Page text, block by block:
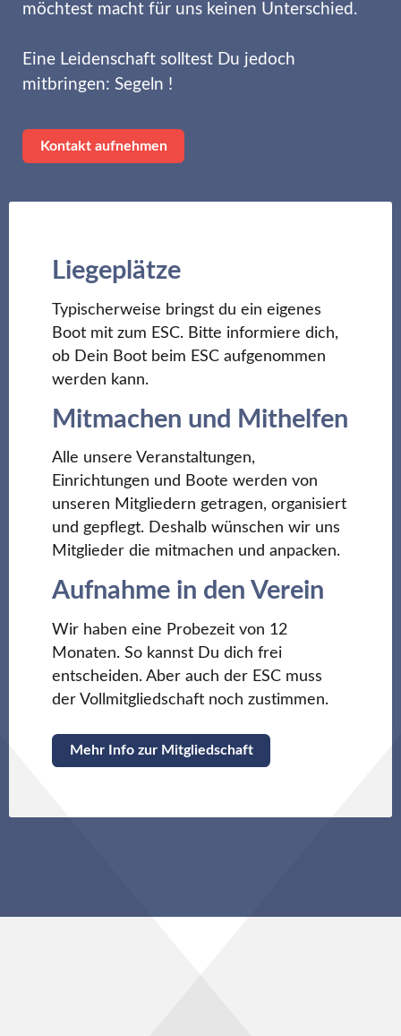
möchtest macht für uns keinen Unterschied.
Eine Leidenschaft solltest Du jedoch
mitbringen: Segeln !
Kontakt aufnehmen
Liegeplätze
Typischerweise bringst du ein eigenes
Boot mit zum ESC. Bitte informiere dich,
ob Dein Boot beim ESC aufgenommen
werden kann.
Mitmachen und Mithelfen
Alle unsere Veranstaltungen,
Einrichtungen und Boote werden von
unseren Mitgliedern getragen, organisiert
und gepflegt. Deshalb wünschen wir uns
Mitglieder die mitmachen und anpacken.
Aufnahme in den Verein
Wir haben eine Probezeit von 12
Monaten. So kannst Du dich frei
entscheiden. Aber auch der ESC muss
der Vollmitgliedschaft noch zustimmen.
Mehr Info zur Mitgliedschaft